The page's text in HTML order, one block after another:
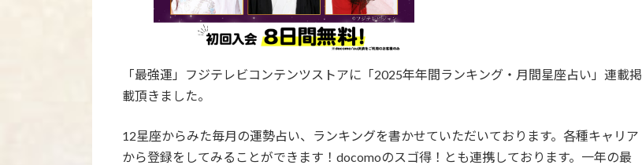
「最強運」フジテレビコンテンツストアに「2025年年間ランキング・月間星座占い」連載掲
載頂きました。
12星座からみた毎月の運勢占い、ランキングを書かせていただいております。各種キャリア
から登録をしてみることができます！docomoのスゴ得！とも連携しております。一年の最